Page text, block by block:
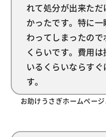
れて処分が出来た
かったです。特に
わってしまったの
くらいです。費用
いるくらいならす
す。
お助けうさぎホームペー